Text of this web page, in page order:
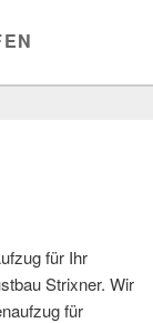
für Ihr
Strixner. Wir
für